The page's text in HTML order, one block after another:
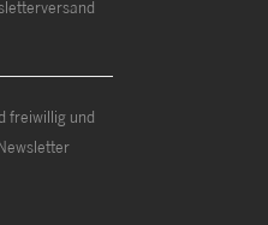
freiwillig und